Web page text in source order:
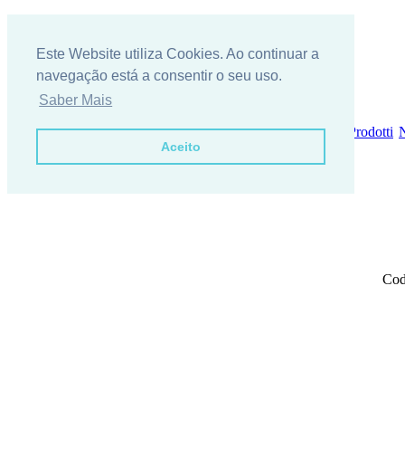
Este Website utiliza Cookies. Ao continuar a
navegação está a consentir o seu uso.
Saber Mais
Aceito
Chi siamo? {m_locecon} Contattaci Galleria di immagini Prodotti